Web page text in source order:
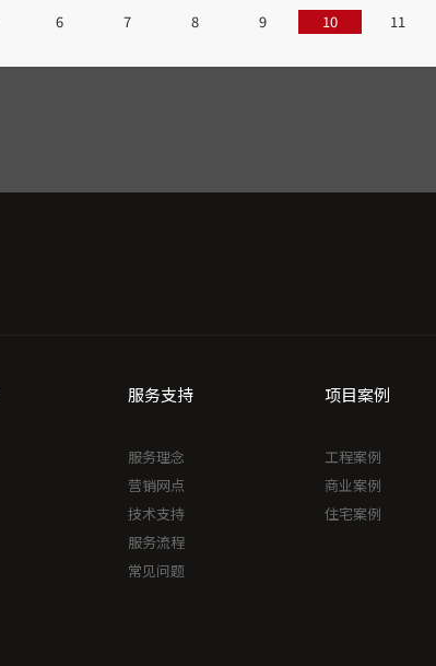
6 7 8 9 10 11
服务支持
服务理念
营销网点
技术支持
服务流程
常见问题
项目案例
工程案例
商业案例
住宅案例